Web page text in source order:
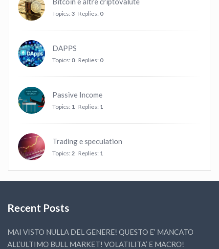
Topics: 3 Replies: 0
DAPPS
Topics: 0 Replies: 0
Passive Income
Topics: 1 Replies: 1
Trading e speculation
Topics: 2 Replies: 1
Recent Posts
MAI VISTO NULLA DEL GENERE! QUESTO E’ MANCATO
ALL’ULTIMO BULL MARKET! VOLATILITA’ E MACRO!